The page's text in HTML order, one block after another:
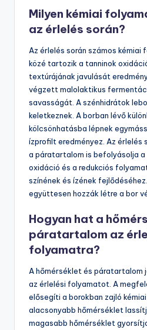
Milyen kémiai
az érlelés során?
Az érlelés során számos kémiai
közé tartozik a tanninok
textúrájának javulását
végzett malolaktikus
savasságát. A szénhidrátok
keletkeznek. A borban lévő
kölcsönhatásba lépnek
ízprofilt eredményez. Az érlelés
a páratartalom is befolyásolja a
oxidáció és a redukciós
színének és ízének
együttesen hozzák létre a bor
Hogyan hat a
páratartalom az
folyamatra?
A hőmérséklet és páratartalom
az érlelési folyamatot. A
elősegíti a borokban zajló
alacsonyabb hőmérséklet
magasabb hőmérséklet